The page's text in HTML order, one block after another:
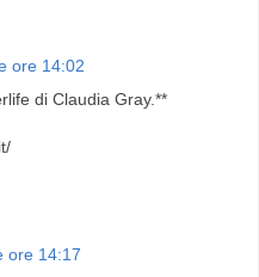
ore 14:02
di Claudia Gray.**
ore 14:17